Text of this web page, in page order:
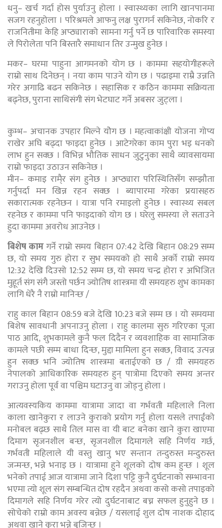
धनु– खर्च गर्दा होस पुर्याउनु होला । स्वास्थ्यका लागि खानपानमा
सजग रहनुहोला । परिश्रमले आफनु लक्ष पुरागर्न सकिनेछ, नोकरि र
राजनितीमा केहि अप्ठ्याराको सामना गर्नु पर्ने छ पारिवारिक समस्या
ले पिरोलेता पनि बिस्तारै समाधान तिर उन्मुख हुनेछ ।
मकर– घरमा पाहुना आगमनको योग छ । काममा सहयोगीहरूले
राम्रो साथ दिनेछन् । नया काम पाउने योग छ । पढाइमा राम्रै उन्नति
गरेर अगाढि बढन सकिनेछ । सहासिक र कठिन काममा सक्रियता
बढ्नेछ, पुराना साथिसंगी संग भेटघाट गर्ने अबसर जुट्ला ।
कुम्भ– अचानक उपहार मिल्ने योेग छ । महत्वाकांक्षी योजना गोप्य
राखेर अघि बढ्दा फाइदा हुनेछ । आटेगरेका काम पुरा भइ धनको
लाभ हुन सक्छ । विभिन्न भौतिक साधन जुटुनुका साथै व्यावसायमा
राम्रो फाइदा उठाउन सकिनेछ ।
मीन– कमाइ रामै्र संग हुनेछ । अप्ठ्यारा परिस्थितिसँग सम्झौता
गर्नुपर्दा मन खिन्न रहन सक्छ । ब्यापारमा गरेका प्रयासहरु
सकारात्मक रहनेछन । यात्रा पनि रमाइलो हुनेछ । स्वास्थ्य सबल
रहनेछ र काममा पनि फाइदाको योग छ । घरेलु समस्या ले सताउने
हुदा काममा अवरोध आउनेछ ।
बिशेष कामगर्ने राम्रो समय बिहान 07:42 देखि बिहान 08:29 सम्म
छ, यो समय गुरु होरा र सुभ समयको हो साथै अर्को राम्रो समय
12:32 देखि दिउसो 12:52 सम्म छ, यो समय चन्द्र होरा र अभिजित
मुहूर्त संग संगै जस्तो पर्छन ज्योतिष शास्त्रमा यी समयहरु शुभ कामका
लागि धेरै नै राम्रो मानिन्छ /
राहु काल बिहान 08:59 बजे देखि 10:23 बजे सम्म छ । यो समयमा
बिशेष सावधानी अपनाउनु होला । राहु कालमा सुरु गरिएका पूजा
पाठ आदि, शुभकामले कुनै फल दिदैन र व्यवशाहिक वा सामाजिक
कामले पछी सम्म बाधा दिन्छ, मुद्दा मामिला हुन सक्छ, विवाद उत्पन्न
हुन सक्छ भनि ज्योतिष शास्त्रमा बताईएको छ / य़ी समयहरु
नेपालको आधिकारिक समयहरु हुन् पात्रोमा दिएको समय अन्तर
गराउनु होला पूर्व वा पश्चिम घटाउनु वा जोड्नु होला ।
आत्यवस्यकिय काममा यात्रामा जादा वा गर्भवती महिलाले निला
काला खानेकुरा र लाउने कुराको प्रयोग गर्नु होला यसले तपाईंको
मनोबल बढ्छ साथै तिल मास वा यी बाट बनेका खाने कुरा खाएमा
दिमाग सृजनशील बन्छ, सृजनशील दिमागले सहि निर्णय गर्छ,
गर्भवती महिलाले यी वस्तु खानु भए सन्तान तन्दुरुस्त मन्दुरुस्त
जन्मन्छ, भन्ने भनाइ छ । यात्रामा हुने शूलको दोष कम हुन्छ । शूल
भनेको तपाई आज यात्रामा जाने दिशा पट्टि कुनै दुर्घटनाको सम्भावना
भएमा त्यो शूल संग सम्बन्धित दोष रहदैन अथवा कसो कसो तपाइको
दिमागले सहि निर्णय गरेर त्यो दुर्घटनाबाट बच्न सफल हुनुहुने छ ।
सोचेको राम्रो काम अवस्य बन्नेछ / यसलाई शुल दोष नाशक दोहाद
अथवा खाने कुरा भन्ने बुजिन्छ ।